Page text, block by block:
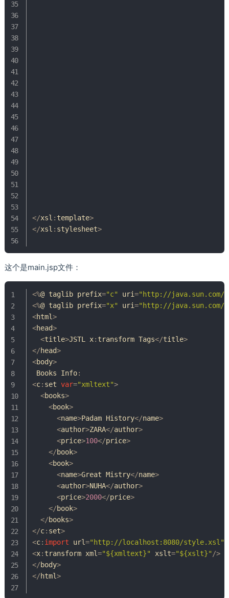
</xsl : template>
</xsl : stylesheet>
这个是main.jsp文件：
<%@ taglib prefix="c" uri="http://
<%@ taglib prefix="x" uri="http://
<html>
<head>
<title>JSTL x: transform Tags</title>
</head>
<body>
Books
Info:
<c: set var="xmltext">
<books>
<book>
<name>Padam History</name>
<author>ZARA</author>
<price>100</price>
</book>
<book>
<name>Great Mistry</name>
<author>NUHA</author>
<price>2000</price>
</book>
</books>
</c: set>
<c: import url="http://localhost:8080/style.xsl"
<x: transform xml="${xmltext}" xslt="${xslt}" />
</body>
</html>